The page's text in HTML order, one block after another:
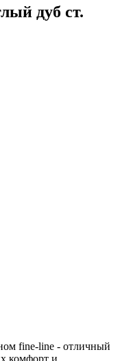
дуб ст.
fine-line - отличный
комфорт и